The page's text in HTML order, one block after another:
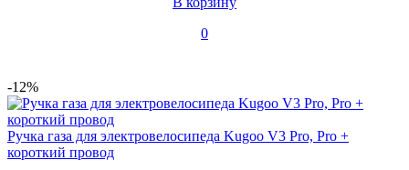
0
-12%
Ручка газа для электровелосипеда Kugoo V3 Pro, Pro +
короткий провод